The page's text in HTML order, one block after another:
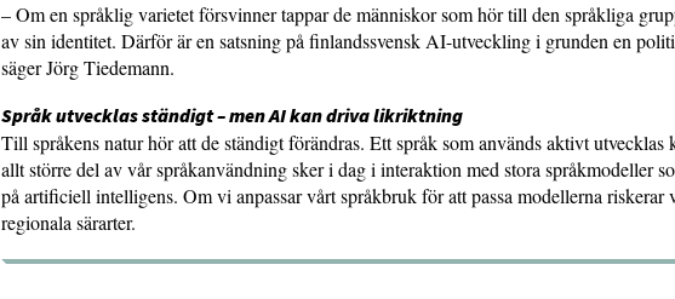
– Om en språklig varietet försvinner tappar de människor som hör till den språkliga
av sin identitet. Därför är en satsning på finlandssvensk AI-utveckling i grunden en
säger Jörg Tiedemann.
Språk utvecklas ständigt – men AI kan driva likriktning
Till språkens natur hör att de ständigt förändras. Ett språk som används aktivt utvecklas
allt större del av vår språkanvändning sker i dag i interaktion med stora språkmodeller
på artificiell intelligens. Om vi anpassar vårt språkbruk för att passa modellerna riskerar
regionala särarter.